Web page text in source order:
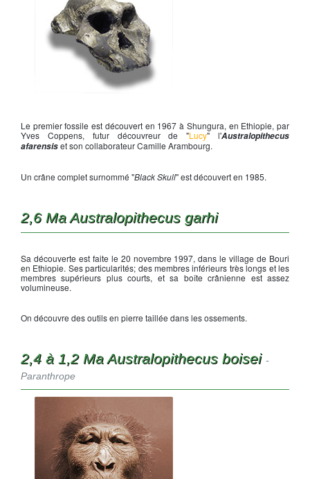
Le premier fossile est découvert en 1967 à Shungura, en Ethiopie, par
Yves Coppens, futur découvreur de "Lucy" l'Australopithecus
afarensiset son collaborateur Camille Arambourg.
Un crâne complet surnommé "Black Skull" est découvert en 1985.
2,6 Ma Australopithecus garhi
Sa découverte est faite le 20 novembre 1997, dans le village de Bouri
en Ethiopie. Ses particularités; des membres inférieurs très longs et les
membres supérieurs plus courts, et sa boîte crânienne est assez
volumineuse.
On découvre des outils en pierre taillée dans les ossements.
2,4 à 1,2 Ma Australopithecus boisei -
Paranthrope